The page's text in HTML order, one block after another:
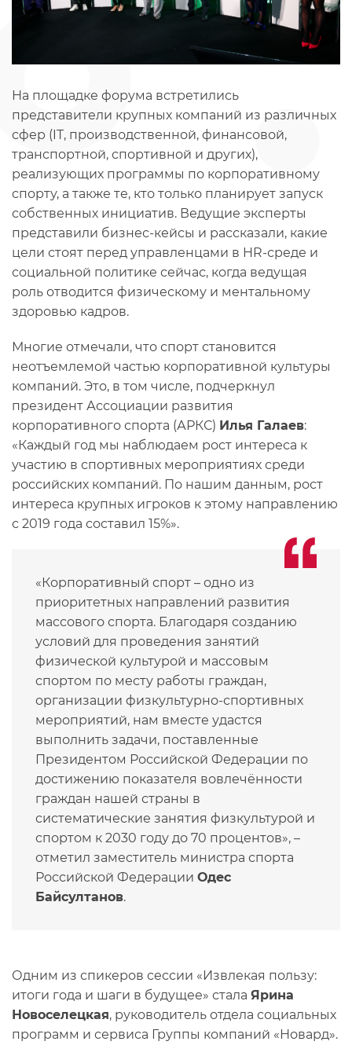
На площадке форума встретились
представители крупных компаний из различных
сфер (IT, производственной, финансовой,
транспортной, спортивной и других),
реализующих программы по корпоративному
спорту, а также те, кто только планирует запуск
собственных инициатив. Ведущие эксперты
представили бизнес-кейсы и рассказали, какие
цели стоят перед управленцами в HR-среде и
социальной политике сейчас, когда ведущая
роль отводится физическому и ментальному
здоровью кадров.
Многие отмечали, что спорт становится
неотъемлемой частью корпоративной культуры
компаний. Это, в том числе, подчеркнул
президент Ассоциации развития
корпоративного спорта (АРКС) Илья Галаев:
«Каждый год мы наблюдаем рост интереса к
участию в спортивных мероприятиях среди
российских компаний. По нашим данным, рост
интереса крупных игроков к этому направлению
с 2019 года составил 15%».
«Корпоративный спорт – одно из
приоритетных направлений развития
массового спорта. Благодаря созданию
условий для проведения занятий
физической культурой и массовым
спортом по месту работы граждан,
организации физкультурно-спортивных
мероприятий, нам вместе удастся
выполнить задачи, поставленные
Президентом Российской Федерации по
достижению показателя вовлечённости
граждан нашей страны в
систематические занятия физкультурой и
спортом к 2030 году до 70 процентов», –
отметил заместитель министра спорта
Российской Федерации Одес
Байсултанов.
Одним из спикеров сессии «Извлекая пользу:
итоги года и шаги в будущее» стала Ярина
Новоселецкая, руководитель отдела социальных
программ и сервиса Группы компаний «Новард».